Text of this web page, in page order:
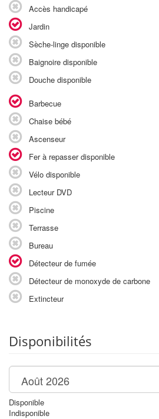
Accès handicapé
Jardin
Sèche-linge disponible
Baignoire disponible
Douche disponible
Barbecue
Chaise bébé
Ascenseur
Fer à repasser disponible
Vélo disponible
Lecteur DVD
Piscine
Terrasse
Bureau
Détecteur de fumée
Détecteur de monoxyde de carbone
Extincteur
Disponibilités
Disponible
Indisponible